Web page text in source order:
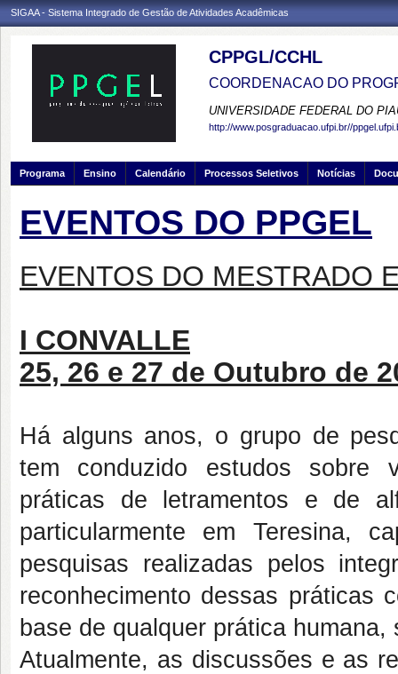
SIGAA - Sistema Integrado de Gestão de Atividades Acadêmicas
CPPGL/CCHL
COORDENACAO DO
UNIVERSIDADE FEDERAL DO
http://www.posgraduacao.ufpi.br//
Programa Ensino Calendário Processos Seletivos Notícias
EVENTOS DO PPGEL
EVENTOS DO MESTRADO
I CONVALLE
25, 26 e 27 de Outubro de
Há alguns anos, o grupo de
tem conduzido estudos sobre
práticas de letramentos e de
particularmente em Teresina,
pesquisas realizadas pelos
reconhecimento dessas práticas
base de qualquer prática
Atualmente, as discussões e as